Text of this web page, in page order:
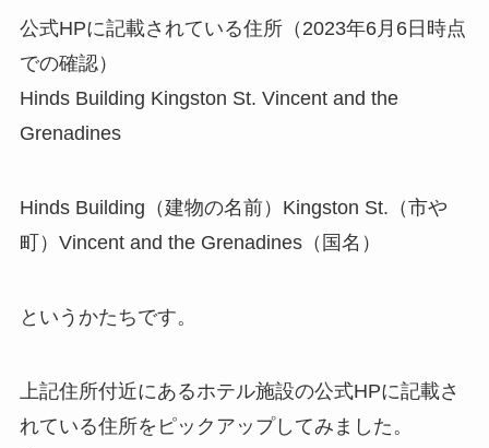
公式HPに記載されている住所（2023年6月6日時点
での確認）
Hinds Building Kingston St. Vincent and the
Grenadines
Hinds Building（建物の名前）Kingston St.（市や
町）Vincent and the Grenadines（国名）
というかたちです。
上記住所付近にあるホテル施設の公式HPに記載さ
れている住所をピックアップしてみました。